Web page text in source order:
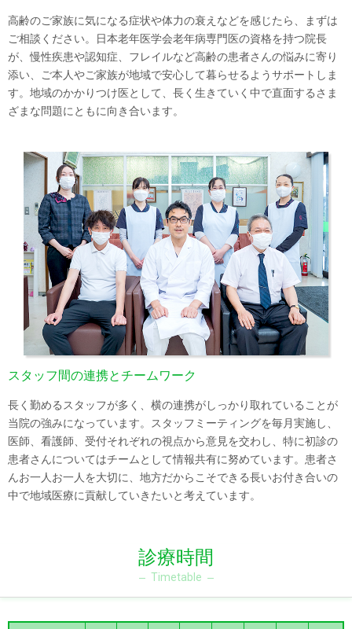
高齢のご家族に気になる症状や体力の衰えなどを感じたら、まずは
ご相談ください。日本老年医学会老年病専門医の資格を持つ院長
が、慢性疾患や認知症、フレイルなど高齢の患者さんの悩みに寄り
添い、ご本人やご家族が地域で安心して暮らせるようサポートしま
す。地域のかかりつけ医として、長く生きていく中で直面するさま
ざまな問題にともに向き合います。
スタッフ間の連携とチームワーク
長く勤めるスタッフが多く、横の連携がしっかり取れていることが
当院の強みになっています。スタッフミーティングを毎月実施し、
医師、看護師、受付それぞれの視点から意見を交わし、特に初診の
患者さんについてはチームとして情報共有に努めています。患者さ
んお一人お一人を大切に、地方だからこそできる長いお付き合いの
中で地域医療に貢献していきたいと考えています。
診療時間
Timetable